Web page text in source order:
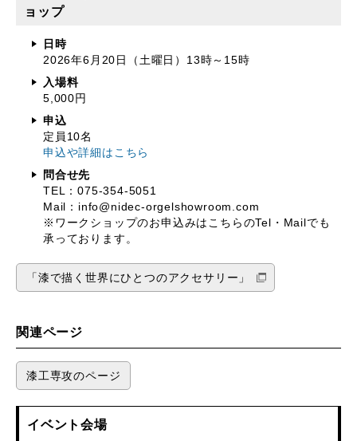
ョップ
日時
2026年6月20日（土曜日）13時～15時
入場料
5,000円
申込
定員10名
申込や詳細はこちら
問合せ先
TEL：075-354-5051
Mail：info@nidec-orgelshowroom.com
※ワークショップのお申込みはこちらのTel・Mailでも
承っております。
「漆で描く世界にひとつのアクセサリー」
関連ページ
漆工専攻のページ
イベント会場